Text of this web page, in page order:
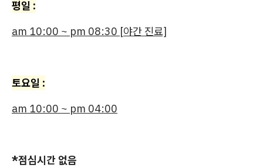
평일 :
am 10:00 ~ pm 08:30 [야간 진료]
토요일 :
am 10:00 ~ pm 04:00
*점심시간 없음